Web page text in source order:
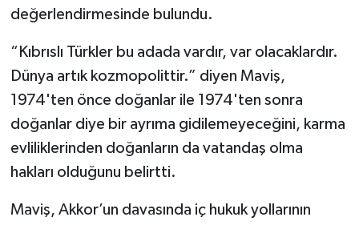
değerlendirmesinde bulundu.
“Kıbrıslı Türkler bu adada vardır, var olacaklardır.
Dünya artık kozmopolittir.” diyen Maviş,
1974'ten önce doğanlar ile 1974'ten sonra
doğanlar diye bir ayrıma gidilemeyeceğini, karma
evliliklerinden doğanların da vatandaş olma
hakları olduğunu belirtti.
Maviş, Akkor’un davasında iç hukuk yollarının